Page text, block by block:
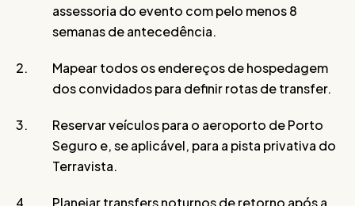
assessoria do evento com pelo menos 8
semanas de antecedência.
Mapear todos os endereços de hospedagem
dos convidados para definir rotas de transfer.
Reservar veículos para o aeroporto de Porto
Seguro e, se aplicável, para a pista privativa do
Terravista.